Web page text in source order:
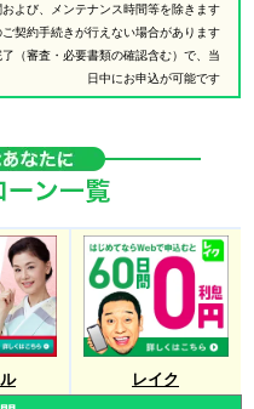
よび、メンテナンス時間等を除きます
契約手続きが行えない場合があります
（審査・必要書類の確認含む）で、当
日中にお申込が可能です
レイク